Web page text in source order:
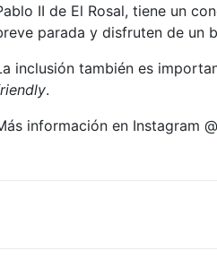
II de El Rosal, tiene un
parada y disfruten de un
inclusión también es
.
información en Instagram